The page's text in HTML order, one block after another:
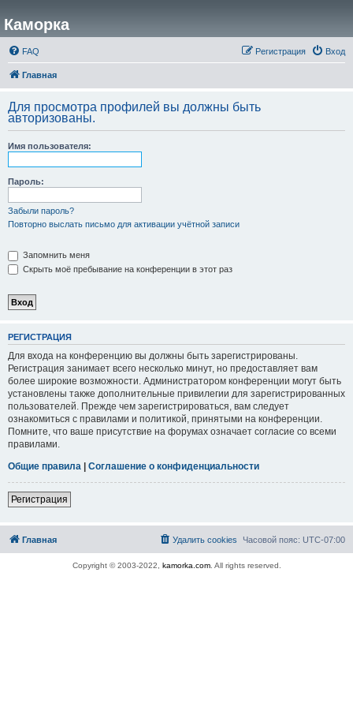
Каморка
FAQ Вход
Регистрация
Главная
Для просмотра профилей вы должны быть
авторизованы.
Имя пользователя:
Пароль:
Забыли пароль?
Повторно выслать письмо для активации учётной записи
Запомнить меня
Скрыть моё пребывание на конференции в этот раз
РЕГИСТРАЦИЯ
Для входа на конференцию вы должны быть зарегистрированы.
Регистрация занимает всего несколько минут, но предоставляет вам
более широкие возможности. Администратором конференции могут быть
установлены также дополнительные привилегии для зарегистрированных
пользователей. Прежде чем зарегистрироваться, вам следует
ознакомиться с правилами и политикой, принятыми на конференции.
Помните, что ваше присутствие на форумах означает согласие со всеми
правилами.
Общие правила | Соглашение о конфиденциальности
Регистрация
Главная Часовой пояс: UTC-07:00
Удалить cookies
Copyright © 2003-2022, kamorka.com. All rights reserved.